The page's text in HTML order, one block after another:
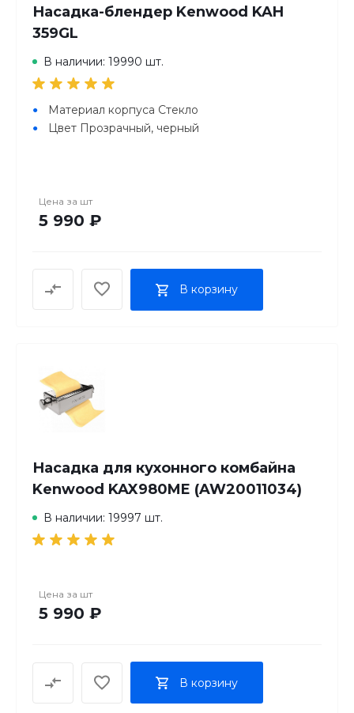
Насадка-блендер Kenwood KAH
359GL
В наличии: 19990 шт.
Материал корпуса Стекло
Цвет Прозрачный, черный
Цена за шт
5 990 ₽
В корзину
Насадка для кухонного комбайна
Kenwood KAX980ME (AW20011034)
В наличии: 19997 шт.
Цена за шт
5 990 ₽
В корзину